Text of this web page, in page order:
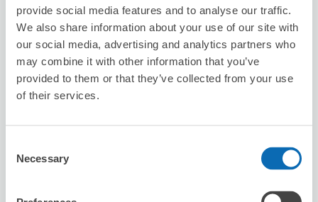
provide social media features and to analyse our traffic.
We also share information about your use of our site with
our social media, advertising and analytics partners who
may combine it with other information that you’ve
provided to them or that they’ve collected from your use
of their services.
Selection
Necessary
again
大宮駅から徒歩3分
本日の営業時間: 09:00〜19:00